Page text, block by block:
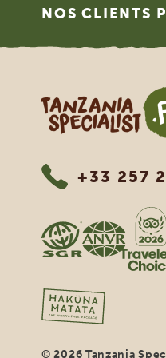
NOS CLIENTS
Tanzania Specialist
+33 257
© 2026 Tanzania